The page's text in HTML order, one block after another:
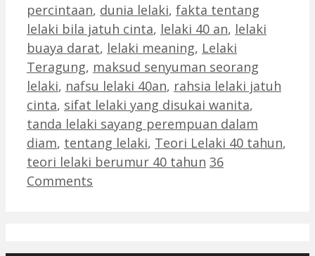
percintaan, dunia lelaki, fakta tentang
lelaki bila jatuh cinta, lelaki 40 an, lelaki
buaya darat, lelaki meaning, Lelaki
Teragung, maksud senyuman seorang
lelaki, nafsu lelaki 40an, rahsia lelaki jatuh
cinta, sifat lelaki yang disukai wanita,
tanda lelaki sayang perempuan dalam
diam, tentang lelaki, Teori Lelaki 40 tahun,
teori lelaki berumur 40 tahun 36
Comments